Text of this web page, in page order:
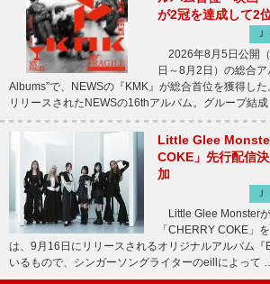
が2冠を達成して2
2026年8月5日公開
日～8月2日）の総合
Albums”で、NEWSの『KMK』が総合首位を獲得し
リリースされたNEWSの16thアルバム。グループ結
Little Glee
COKE」先行配信
加
Little Glee Monster
「CHERRY COKE
は、9月16日にリリースされるオリジナルアルバム『
いるもので、シンガーソングライターのeillによって